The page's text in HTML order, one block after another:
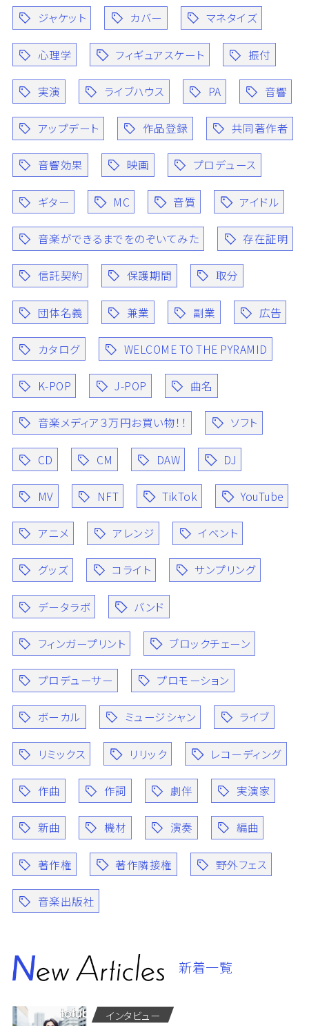
ジャケット カバー マネタイズ
心理学 フィギュアスケート 振付
実演 ライブハウス PA 音響
アップデート 作品登録 共同著作者
音響効果 映画 プロデュース
ギター MC 音質 アイドル
音楽ができるまでをのぞいてみた 存在証明
信託契約 保護期間 取分
団体名義 兼業 副業 広告
カタログ WELCOME TO THE PYRAMID
K-POP J-POP 曲名
音楽メディア３万円お買い物！！ ソフト
CD CM DAW DJ
MV NFT TikTok YouTube
アニメ アレンジ イベント
グッズ コライト サンプリング
データラボ バンド
フィンガープリント ブロックチェーン
プロデューサー プロモーション
ボーカル ミュージシャン ライブ
リミックス リリック レコーディング
作曲 作詞 劇伴 実演家
新曲 機材 演奏 編曲
著作権 著作隣接権 野外フェス
音楽出版社
新着一覧
インタビュー